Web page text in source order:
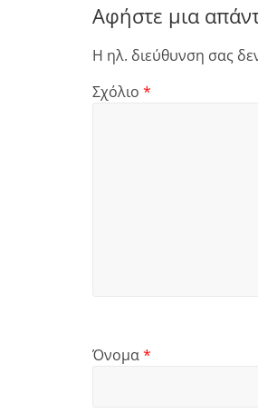
Αφήστε μια
Η ηλ. διεύθυνση σας
Σχόλιο *
Όνομα*